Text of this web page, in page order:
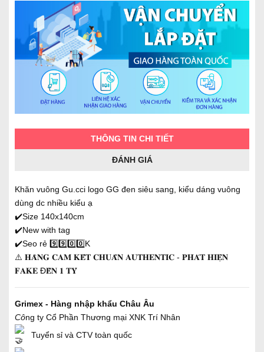
THÔNG TIN CHI TIẾT
ĐÁNH GIÁ
Khăn vuông Gu.cci logo GG đen siêu sang, kiểu dáng vuông
dùng dc nhiều kiểu ạ
✔️Size 140x140cm
✔️New with tag
✔️Seo rẻ 9️⃣9️⃣0️⃣0️⃣K
⚠️ 𝐇𝐀̀𝐍𝐆 𝐂𝐀𝐌 𝐊𝐄̂́𝐓 𝐂𝐇𝐔𝐀̂̉𝐍 𝐀𝐔𝐓𝐇𝐄𝐍𝐓𝐈𝐂 - 𝐏𝐇𝐀́𝐓 𝐇𝐈𝐄̣̂𝐍
𝐅𝐀𝐊𝐄 Đ𝐄̂̀𝐍 𝟏 𝐓𝐘̉̉
Grimex - Hàng nhập khẩu Châu Âu
Công ty Cổ Phần Thương mại XNK Trí Nhân
Tuyển sỉ và CTV toàn quốc